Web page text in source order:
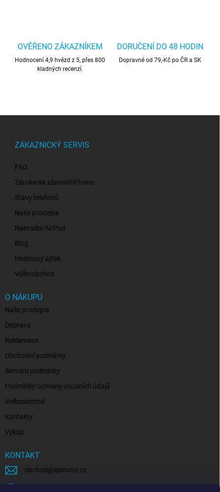
OVĚŘENO ZÁKAZNÍKEM
Hodnocení 4,9 hvězd z 5, přes 800
kladných recenzí.
DORUČENÍ DO 48 HODIN
Dopravné od 79,-Kč po ČR a SK
ZÁKAZNICKÝ SERVIS
FAQ
Záruka na zánovní iPhone
Stavy telefonů
Naše prodejna
Náhradní AirPod
Blog
Hodinový ajťák
Velkoobchod
O NÁKUPU
Naše prodejna
Doprava
Reklamace
Obchodní podmínky
Servisní podmínky
Podmínky ochrany osobních údajů
Velkoobchod
Kontakty
Výkup
KONTAKT
obchod @eplovna.cz